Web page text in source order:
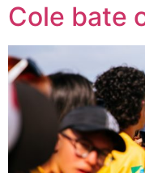
Cole bate